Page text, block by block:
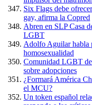
Six Flags debe
gay, afirma la Copred
Abren en SLP Casa
LGBT
Adolfo Aguilar habla
homosexualidad
Comunidad LGBT
sobre adopciones
¿Formará América
el MCU?
Un token español